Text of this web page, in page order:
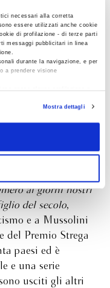
necessari alla corretta
essere utilizzati anche cookie
di profilazione - di terze parti
messaggi pubblicitari in linea
durante la navigazione, e per
a prendere visione
RevocaMostra dettagli
editorialista di
letterari
Dopo
ai giorni nostri
del secolo,
e a Mussolini
del Premio Strega
paesi ed è
e una serie
usciti gli altri